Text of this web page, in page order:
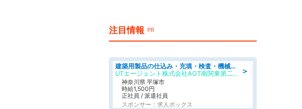
注目情報 PR
＞
建築用製品の仕込み・充填・検査・機械操作/寮完備/日払い/工場・製造
UTエージェント株式会社AGT南関東第二CU
神奈川県 平塚市
時給1,500円
正社員 / 派遣社員
スポンサー：求人ボックス